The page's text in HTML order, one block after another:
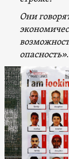
Они
опасность».